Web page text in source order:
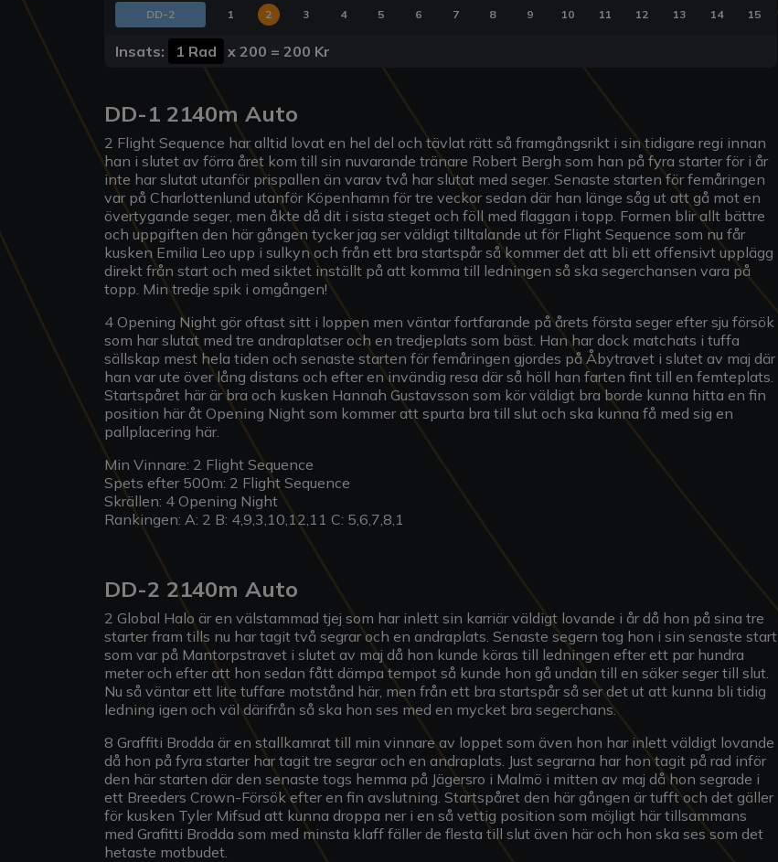
DD-2 1 2 3 4 5 6 7 8 9 10 11 12 13 14 15
Insats: 1 Rad x 200 = 200 Kr
DD-1 2140m Auto
2 Flight Sequence har alltid lovat en hel del och tävlat rätt så framgångsrikt i sin tidigare regi innan
han i slutet av förra året kom till sin nuvarande tränare Robert Bergh som han på fyra starter för i år
inte har slutat utanför prispallen än varav två har slutat med seger. Senaste starten för femåringen
var på Charlottenlund utanför Köpenhamn för tre veckor sedan där han länge såg ut att gå mot en
övertygande seger, men åkte då dit i sista steget och föll med flaggan i topp. Formen blir allt bättre
och uppgiften den här gången tycker jag ser väldigt tilltalande ut för Flight Sequence som nu får
kusken Emilia Leo upp i sulkyn och från ett bra startspår så kommer det att bli ett offensivt upplägg
direkt från start och med siktet inställt på att komma till ledningen så ska segerchansen vara på
topp. Min tredje spik i omgången!
4 Opening Night gör oftast sitt i loppen men väntar fortfarande på årets första seger efter sju försök
som har slutat med tre andraplatser och en tredjeplats som bäst. Han har dock matchats i tuffa
sällskap mest hela tiden och senaste starten för femåringen gjordes på Åbytravet i slutet av maj där
han var ute över lång distans och efter en invändig resa där så höll han farten fint till en femteplats.
Startspåret här är bra och kusken Hannah Gustavsson som kör väldigt bra borde kunna hitta en fin
position här åt Opening Night som kommer att spurta bra till slut och ska kunna få med sig en
pallplacering här.
Min Vinnare: 2 Flight Sequence
Spets efter 500m: 2 Flight Sequence
Skrällen: 4 Opening Night
Rankingen: A: 2 B: 4,9,3,10,12,11 C: 5,6,7,8,1
DD-2 2140m Auto
2 Global Halo är en välstammad tjej som har inlett sin karriär väldigt lovande i år då hon på sina tre
starter fram tills nu har tagit två segrar och en andraplats. Senaste segern tog hon i sin senaste start
som var på Mantorpstravet i slutet av maj då hon kunde köras till ledningen efter ett par hundra
meter och efter att hon sedan fått dämpa tempot så kunde hon gå undan till en säker seger till slut.
Nu så väntar ett lite tuffare motstånd här, men från ett bra startspår så ser det ut att kunna bli tidig
ledning igen och väl därifrån så ska hon ses med en mycket bra segerchans.
8 Graffiti Brodda är en stallkamrat till min vinnare av loppet som även hon har inlett väldigt lovande
då hon på fyra starter har tagit tre segrar och en andraplats. Just segrarna har hon tagit på rad inför
den här starten där den senaste togs hemma på Jägersro i Malmö i mitten av maj då hon segrade i
ett Breeders Crown-Försök efter en fin avslutning. Startspåret den här gången är tufft och det gäller
för kusken Tyler Mifsud att kunna droppa ner i en så vettig position som möjligt här tillsammans
med Grafitti Brodda som med minsta klaff fäller de flesta till slut även här och hon ska ses som det
hetaste motbudet.